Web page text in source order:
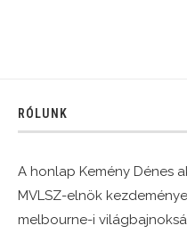
RÓLUNK
A honlap Kemény Dénes
MVLSZ-elnök
melbourne-i